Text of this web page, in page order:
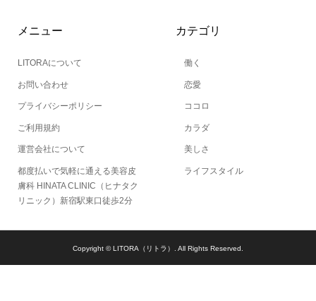
メニュー
LITORAについて
お問い合わせ
プライバシーポリシー
ご利用規約
運営会社について
都度払いで気軽に通える美容皮
膚科 HINATA CLINIC（ヒナタク
リニック）新宿駅東口徒歩2分
カテゴリ
働く
恋愛
ココロ
カラダ
美しさ
ライフスタイル
Copyright ©LITORA（リトラ）. All Rights Reserved.